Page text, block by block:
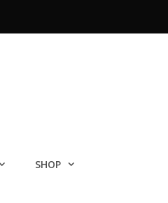
SHOP